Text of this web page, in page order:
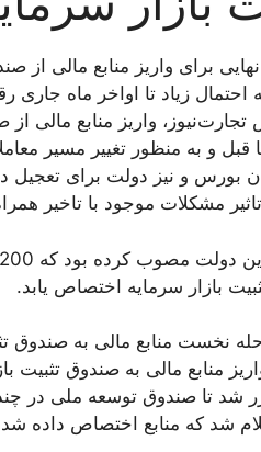
نهایی برای واریز منابع مالی
زیاد تا اواخر ماه جاری رقمی معادل 150 میلیون دلار به حساب
تجارت‌نیوز، واریز منابع مالی
قبل و به منظور تغییر مسیر
بورس و نیز دولت برای تعجیل
مشکلات موجود با تاخیر
بازار سرمایه اختصاص یابد.
منابع مالی به صندوق تثبیت
شد تا صندوق توسعه ملی در
شد که منابع اختصاص داده